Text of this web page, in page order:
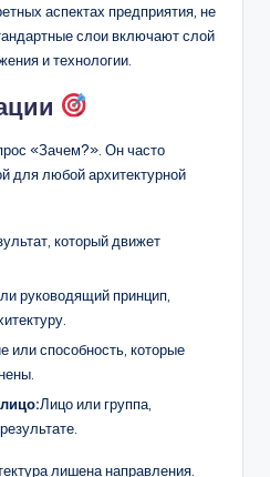
аспектах предприятия, не
слои включают слой
и технологии.
«Зачем?». Он часто
для любой архитектурной
который движет
руководящий принцип,
или способность, которые
Лицо или группа,
лишена направления.